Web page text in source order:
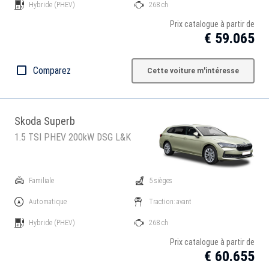
Hybride (PHEV) 268 ch
Prix catalogue à partir de
€ 59.065
Comparez Cette voiture m'intéresse
Skoda Superb
1.5 TSI PHEV 200kW DSG L&K
Familiale
Automatique
Hybride (PHEV)
5 sièges
Traction: avant
268 ch
Prix catalogue à partir de
€ 60.655